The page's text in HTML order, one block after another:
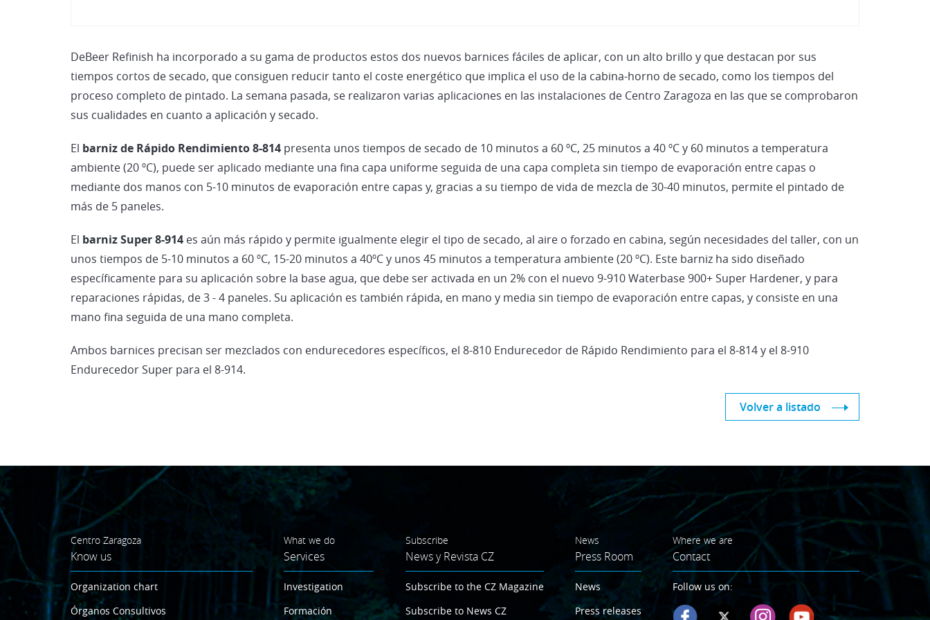
DeBeer Refinish ha incorporado a su gama de productos estos dos nuevos barnices fáciles de aplicar, con un alto brillo y que destacan por sus
tiempos cortos de secado, que consiguen reducir tanto el coste energético que implica el uso de la cabina-horno de secado, como los tiempos del
proceso completo de pintado. La semana pasada, se realizaron varias aplicaciones en las instalaciones de Centro Zaragoza en las que se comprobaron
sus cualidades en cuanto a aplicación y secado.
El barniz de Rápido Rendimiento 8-814 presenta unos tiempos de secado de 10 minutos a 60 ºC, 25 minutos a 40 ºC y 60 minutos a temperatura
ambiente (20 ºC), puede ser aplicado mediante una fina capa uniforme seguida de una capa completa sin tiempo de evaporación entre capas o
mediante dos manos con 5-10 minutos de evaporación entre capas y, gracias a su tiempo de vida de mezcla de 30-40 minutos, permite el pintado de
más de 5 paneles.
El barniz Super 8-914 es aún más rápido y permite igualmente elegir el tipo de secado, al aire o forzado en cabina, según necesidades del taller, con un
unos tiempos de 5-10 minutos a 60 ºC, 15-20 minutos a 40ºC y unos 45 minutos a temperatura ambiente (20 ºC). Este barniz ha sido diseñado
específicamente para su aplicación sobre la base agua, que debe ser activada en un 2% con el nuevo 9-910 Waterbase 900+ Super Hardener, y para
reparaciones rápidas, de 3 - 4 paneles. Su aplicación es también rápida, en mano y media sin tiempo de evaporación entre capas, y consiste en una
mano fina seguida de una mano completa.
Ambos barnices precisan ser mezclados con endurecedores específicos, el 8-810 Endurecedor de Rápido Rendimiento para el 8-814 y el 8-910
Endurecedor Super para el 8-914.
Volver a listado
Centro Zaragoza
Know us
Organization chart
Órganos Consultivos
What we do
Services
Investigation
Formación
Subscribe
News y Revista CZ
Subscribe to the CZ Magazine
Subscribe to News CZ
News
Press Room
News
Press releases
Where we are
Contact
Follow us on: